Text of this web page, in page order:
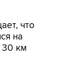
что
на
30 км